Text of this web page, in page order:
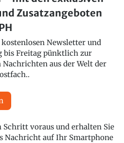
Zusatzangeboten
Newsletter und
bis Freitag pünktlich zur
aus der Welt der
Schritt voraus und erhalten Sie
Nachricht auf Ihr Smartphone